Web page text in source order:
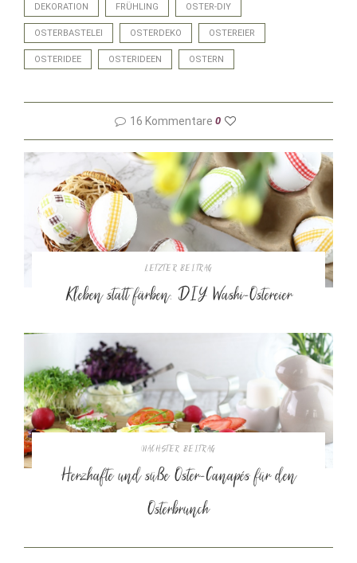
DEKORATION FRÜHLING OSTER-DIY
OSTERBASTELEI OSTERDEKO OSTEREIER
OSTERIDEE OSTERIDEEN OSTERN
16 Kommentare 0
LETZTER BEITRAG
Kleben statt färben: DIY Washi-Ostereier
NÄCHSTER BEITRAG
Herzhafte und süße Oster-Canapés für den
Osterbrunch